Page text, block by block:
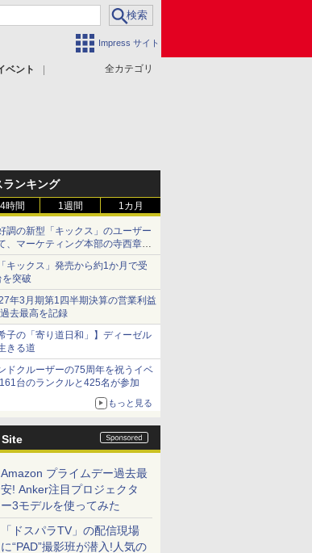
Impress サイト
全カテゴリ
ベント
ランキング
時間 1週間 1カ月
調の新型「キックス」のユーザー
、マーケティング本部の寺西章氏
キックス」発売から約1か月で受
突破
年3月期第1四半期決算の営業利益
去最高を記録
子の「寄り道日和」】ディーゼル
きる道
ドクルーザーの75周年を祝うイベ
台のランクルと425名が参加
もっと見る
Amazon プライムデー過去最
安! Anker注目プロジェクタ
ー3モデルを使ってみた
「ドスパラTV」の配信現場
に“PAD”撮影班が潜入!人気の